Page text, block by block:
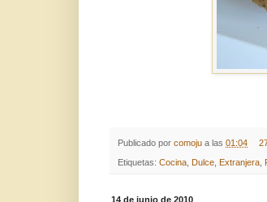
Publicado por comoju a las 01:04
Etiquetas: Cocina Dulce Extranjera
14 de junio de 2010